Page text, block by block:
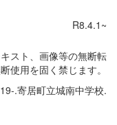
R8.4.1~
スト、画像等の無断転
使用を固く禁じます。
.寄居町立城南中学校.